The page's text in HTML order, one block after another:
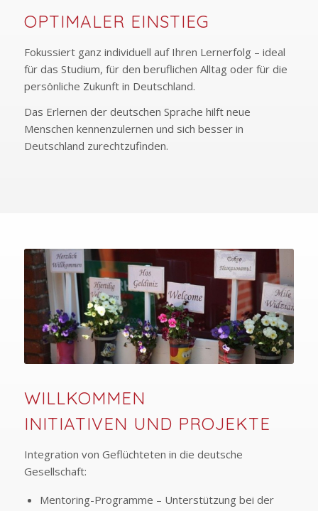
OPTIMALER EINSTIEG
Fokussiert ganz individuell auf Ihren Lernerfolg – ideal
für das Studium, für den beruflichen Alltag oder für die
persönliche Zukunft in Deutschland.
Das Erlernen der deutschen Sprache hilft neue
Menschen kennenzulernen und sich besser in
Deutschland zurechtzufinden.
WILLKOMMEN
INITIATIVEN UND PROJEKTE
Integration von Geflüchteten in die deutsche
Gesellschaft:
Mentoring-Programme – Unterstützung bei der